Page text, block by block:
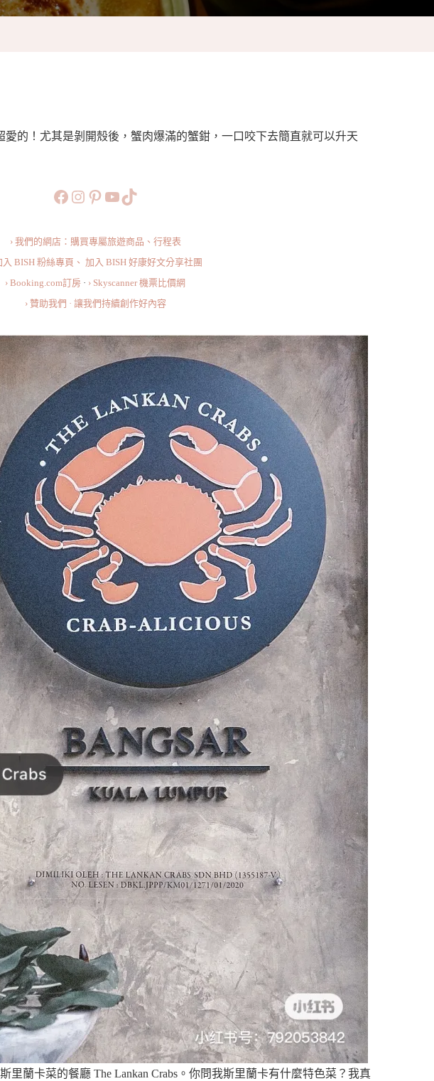
的！尤其是剝開殼後，蟹肉爆滿的蟹鉗，一口咬下去簡直就可以升天
https://www.facebook.com/bishdream
https://www.instagram.com/bishdream/
https://www.pinterest.com/BISHDREAM/
旅行美食小短片TikTok
› 我們的網店：購買專屬旅遊商品、行程表
入 BISH 粉絲專頁、 加入 BISH 好康好文分享社團
› Booking.com訂房 · › Skyscanner 機票比價網
› 贊助我們 · 讓我們持續創作好內容
里蘭卡菜的餐廳 The Lankan Crabs。你問我斯里蘭卡有什麼特色菜？我真